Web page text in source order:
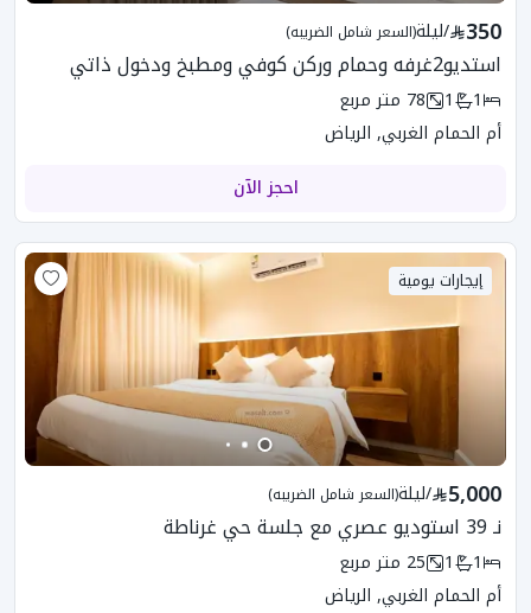
350
/ليلة(السعر شامل الضريبه)
استديو2غرفه وحمام وركن كوفي ومطبخ ودخول ذاتي
1
1
78 متر مربع
أم الحمام الغربي, الرياض
احجز الآن
إيجارات يومية
5,000
/ليلة(السعر شامل الضريبه)
نـ 39 استوديو عصري مع جلسة حي غرناطة
1
1
25 متر مربع
أم الحمام الغربي, الرياض